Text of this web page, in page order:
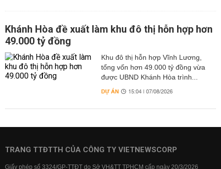
Khánh Hòa đề xuất làm khu đô thị hỗn hợp hơn
49.000 tỷ đồng
Khu đô thị hỗn hợp Vĩnh Lương,
tổng vốn hơn 49.000 tỷ đồng vừa
được UBND Khánh Hòa trình...
DỰ ÁN 15:04 | 07/08/2026
TRANG TTĐTTH CỦA CÔNG TY VIETNEWSCORP
Giấy phép số 3324/GP-TTĐT do Sở VH&TT TPHCM cấp ngày 20/3/2026